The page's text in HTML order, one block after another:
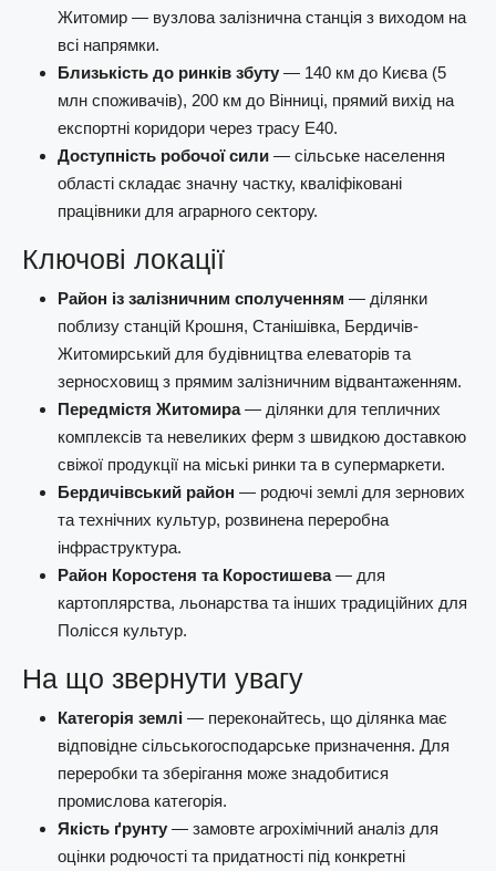
Житомир — вузлова залізнична станція з виходом на
всі напрямки.
Близькість до ринків збуту — 140 км до Києва (5
млн споживачів), 200 км до Вінниці, прямий вихід на
експортні коридори через трасу Е40.
Доступність робочої сили — сільське населення
області складає значну частку, кваліфіковані
працівники для аграрного сектору.
Ключові локації
Район із залізничним сполученням — ділянки
поблизу станцій Крошня, Станішівка, Бердичів-
Житомирський для будівництва елеваторів та
зерносховищ з прямим залізничним відвантаженням.
Передмістя Житомира— ділянки для тепличних
комплексів та невеликих ферм з швидкою доставкою
свіжої продукції на міські ринки та в супермаркети.
Бердичівський район — родючі землі для зернових
та технічних культур, розвинена переробна
інфраструктура.
Район Коростеня та Коростишева— для
картоплярства, льонарства та інших традиційних для
Полісся культур.
На що звернути увагу
Категорія землі — переконайтесь, що ділянка має
відповідне сільськогосподарське призначення. Для
переробки та зберігання може знадобитися
промислова категорія.
Якість ґрунту — замовте агрохімічний аналіз для
оцінки родючості та придатності під конкретні